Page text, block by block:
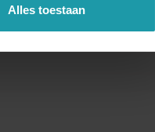
Alles toestaan